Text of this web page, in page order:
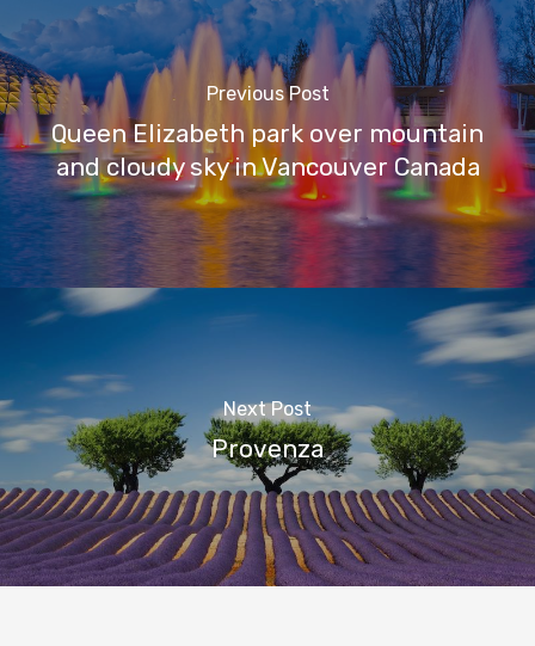
Previous Post
Queen Elizabeth park over mountain
and cloudy sky in Vancouver Canada
Next Post
Provenza